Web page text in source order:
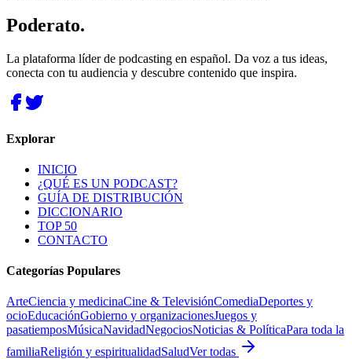
Poderato.
La plataforma líder de podcasting en español. Da voz a tus ideas,
conecta con tu audiencia y descubre contenido que inspira.
Explorar
INICIO
¿QUÉ ES UN PODCAST?
GUÍA DE DISTRIBUCIÓN
DICCIONARIO
TOP 50
CONTACTO
Categorías Populares
ArteCiencia y medicinaCine & TelevisiónComediaDeportes y
ocioEducaciónGobierno y organizacionesJuegos y
pasatiemposMúsicaNavidadNegociosNoticias & PolíticaPara toda la
familiaReligión y espiritualidadSaludVer todas